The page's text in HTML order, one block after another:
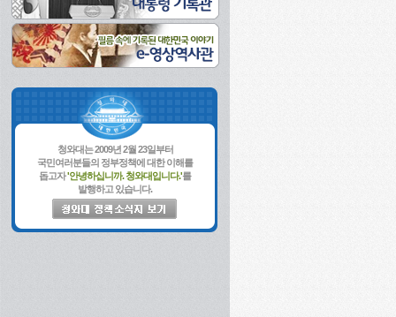
청와대는 2009년 2월 23일부터
국민여러분들의 정부정책에 대한 이해를
돕고자'안녕하십니까. 청와대입니다.'를
발행하고 있습니다.